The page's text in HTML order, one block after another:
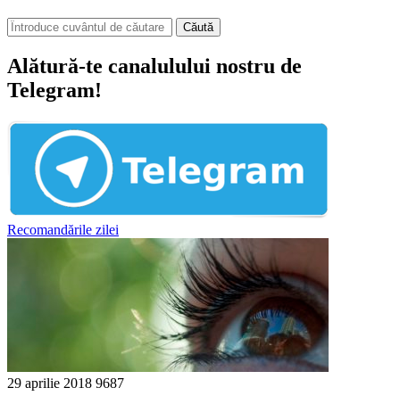
Căută
Alătură-te canalulului nostru de
Telegram!
Recomandările zilei
29 aprilie 2018 9687